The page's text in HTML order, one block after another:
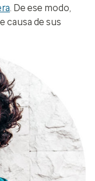
. De ese modo,
causa de sus